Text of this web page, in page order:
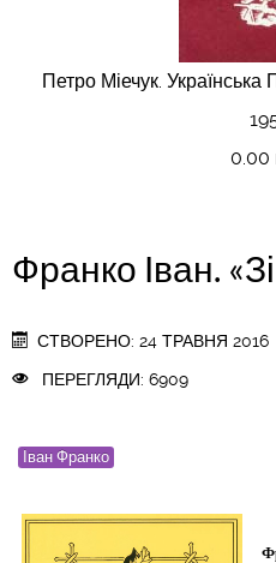
Петро Міечук.
0.00
Франко Іван.
СТВОРЕНО: 24 ТРАВНЯ 2016
ПЕРЕГЛЯДИ: 6909
Іван Франко